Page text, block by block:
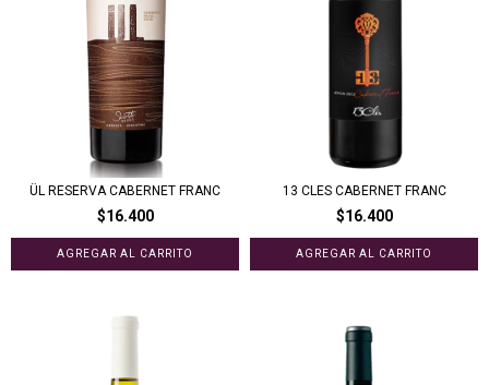
ÜL RESERVA CABERNET FRANC
$16.400
13 CLES CABERNET FRANC
$16.400